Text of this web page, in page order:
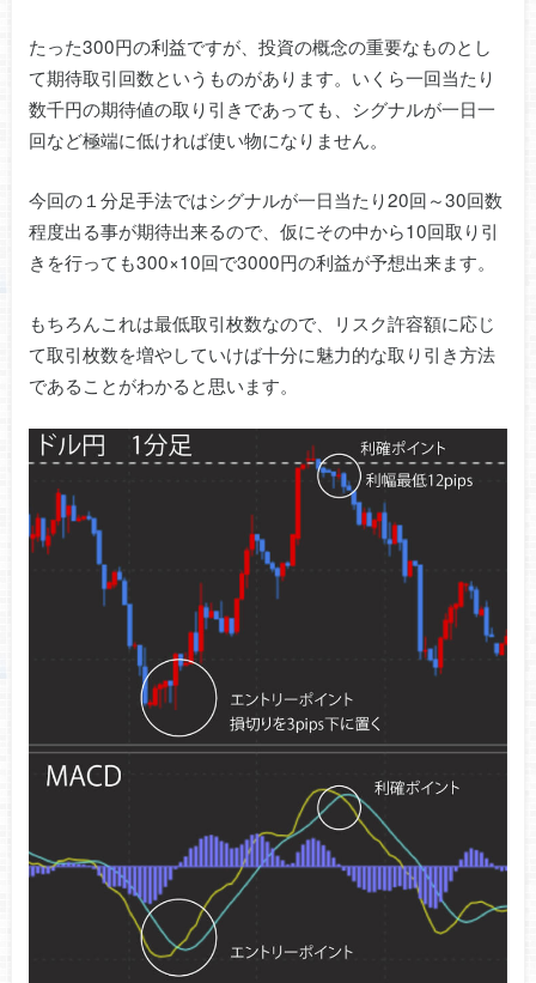
たった300円の利益ですが、投資の概念の重要なものとし
て期待取引回数というものがあります。いくら一回当たり
数千円の期待値の取り引きであっても、シグナルが一日一
回など極端に低ければ使い物になりません。
今回の１分足手法ではシグナルが一日当たり20回～30回数
程度出る事が期待出来るので、仮にその中から10回取り引
きを行っても300×10回で3000円の利益が予想出来ます。
もちろんこれは最低取引枚数なので、リスク許容額に応じ
て取引枚数を増やしていけば十分に魅力的な取り引き方法
であることがわかると思います。